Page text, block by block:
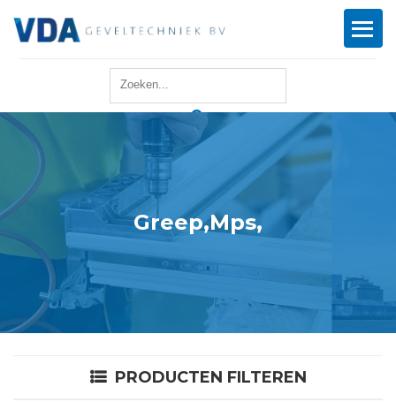
Reparatie
Onderhoud
Merken
Producten
Offerte
Greep,Mps,
PRODUCTEN FILTEREN